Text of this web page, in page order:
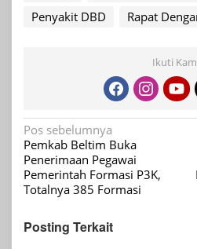
Penyakit DBD
Rapat
Ikuti
Navigasi
pos
Pos sebelumnya
Pemkab Beltim Buka
Penerimaan Pegawai
Pemerintah Formasi P3K,
Totalnya 385 Formasi
Posting Terkait